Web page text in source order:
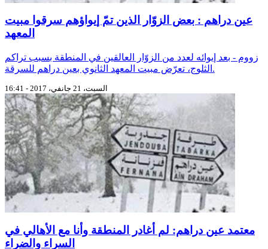
عين دراهم : بعض الزوّار الذين تمّ إيواؤهم سرقوا مبيت
المعهد
زووم - بعد إيوائه لعدد من الزوّار العالقين في المنطقة بسبب تراكم
الثلوج، تعرّض مبيت المعهد الثانوي بعين دراهم للسرقة.
السبت، 21 جانفي، 2017 - 16:41
معتمد عين دراهم: لم أغادر المنطقة وأنا مع الأهالي في
السراء والضراء